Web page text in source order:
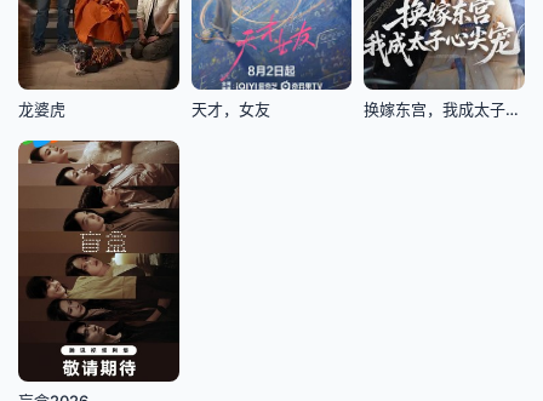
龙婆虎 天才，女友 换嫁东宫，我成太子心尖宠